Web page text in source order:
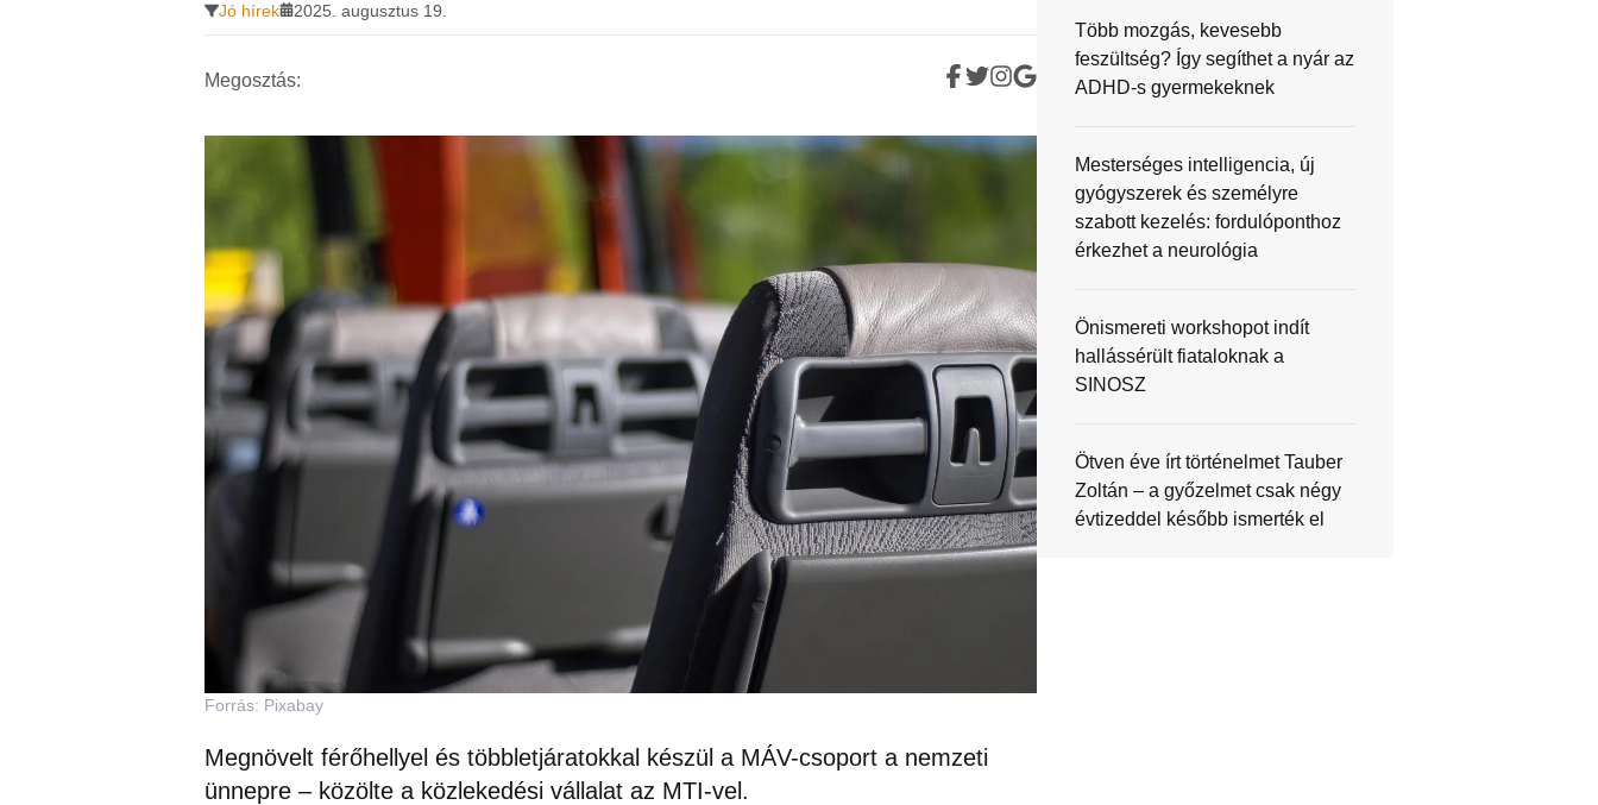
Jó hírek 2025. augusztus 19.
Megosztás:
Forrás: Pixabay
Megnövelt férőhellyel és többletjáratokkal készül a MÁV-csoport a nemzeti
ünnepre – közölte a közlekedési vállalat az MTI-vel.
Több mozgás, kevesebb
feszültség? Így segíthet a nyár az
ADHD-s gyermekeknek
Mesterséges intelligencia, új
gyógyszerek és személyre
szabott kezelés: fordulóponthoz
érkezhet a neurológia
Önismereti workshopot indít
hallássérült fiataloknak a
SINOSZ
Ötven éve írt történelmet Tauber
Zoltán – a győzelmet csak négy
évtizeddel később ismerték el